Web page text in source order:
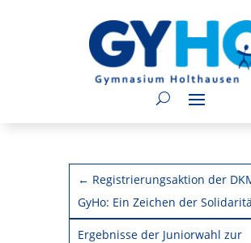
← Registrierungsaktion der
GyHo: Ein Zeichen der
Ergebnisse der Juniorwahl zur